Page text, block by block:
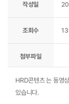
작성일
조회수
첨부파일
HRD콘텐츠 는 동영
있습니다.